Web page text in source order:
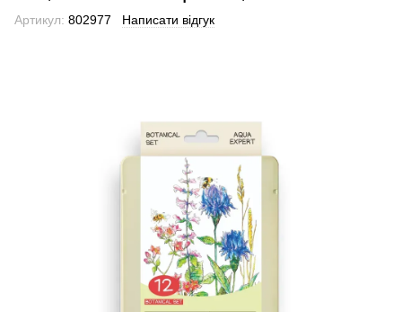
Артикул: 802977 Написати відгук